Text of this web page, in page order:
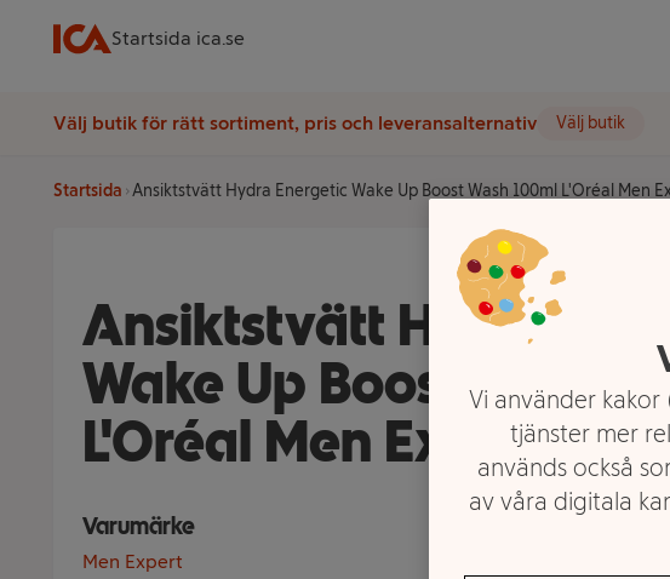
Startsida ica.se
Välj butik för rätt sortiment, pris och leveransalternativ Välj butik
Startsida Ansiktstvätt Hydra Energetic Wake Up Boost Wash 100ml L'Oréal Men
Ansiktstvätt Hydra
Wake Up Boost Wash
L'Oréal Men Expert
Varumärke
Men Expert
Vi använder
tjänster mer
används också
av våra digitala